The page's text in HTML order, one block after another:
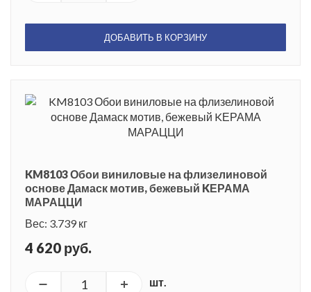
ДОБАВИТЬ В КОРЗИНУ
KM8103 Обои виниловые на флизелиновой
основе Дамаск мотив, бежевый KЕРАМА
МАРАЦЦИ
Вес: 3.739 кг
4 620 руб.
шт.